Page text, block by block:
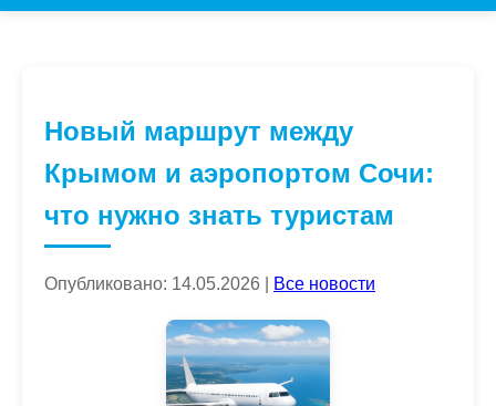
Новый маршрут между
Крымом и аэропортом Сочи:
что нужно знать туристам
Опубликовано: 14.05.2026 | Все новости